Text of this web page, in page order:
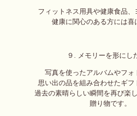
フィットネス用具や健康食品、
健康に関心のある方には喜
９. メモリーを形にし
写真を使ったアルバムやフォ
思い出の品を組み合わせたギフ
過去の素晴らしい瞬間を再び楽
贈り物です。